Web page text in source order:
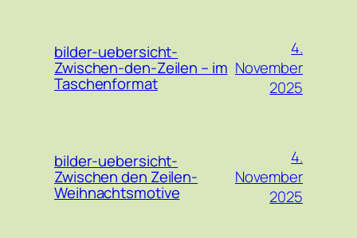
bilder-uebersicht-
Zwischen-den-Zeilen – im
Taschenformat
4.
November
2025
bilder-uebersicht-
Zwischen den Zeilen-
Weihnachtsmotive
4.
November
2025